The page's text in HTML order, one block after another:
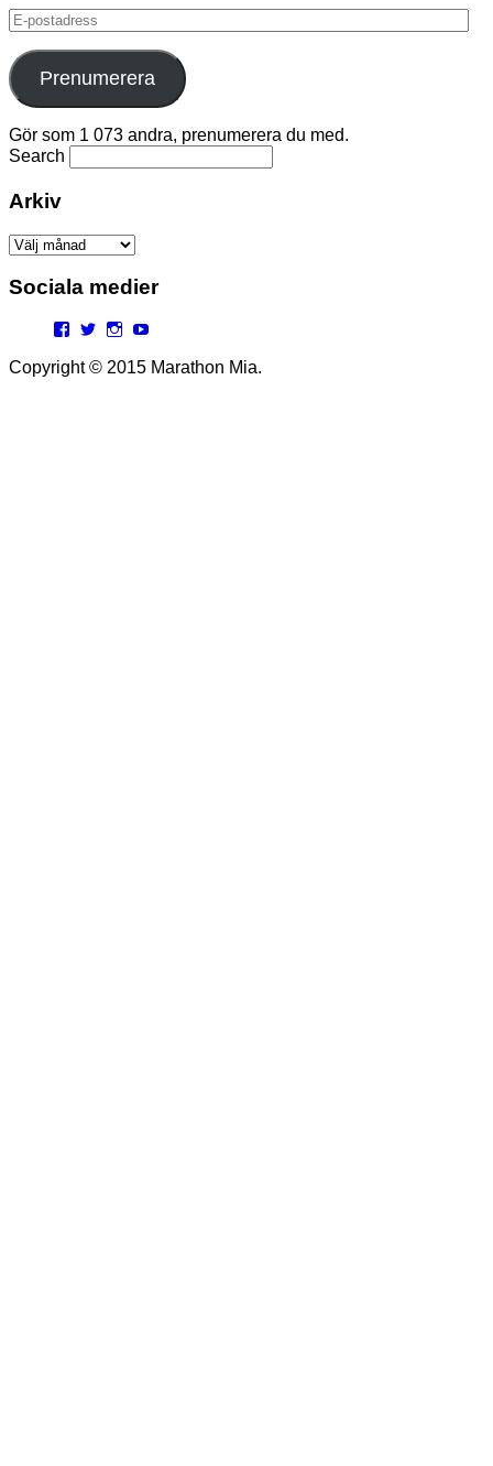
E-
postadress
Prenumerera
Gör som 1 073 andra, prenumerera du med.
Search
Arkiv
Arkiv
Sociala medier
Facebook
TwitterInstagram
Copyright © 2015 Marathon Mia.